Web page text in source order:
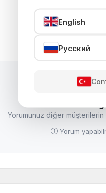
Yorumunuz diğer müşterilerin
Yorum
English
Русский